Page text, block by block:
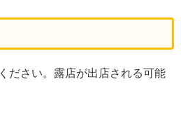
ださい。露店が出店される可能